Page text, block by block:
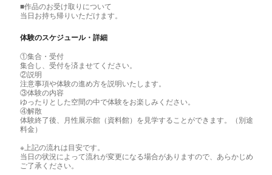
■作品のお受け取りについて
当日お持ち帰りいただけます。
体験のスケジュール・詳細
①集合・受付
集合し、受付を済ませてください。
②説明
注意事項や体験の進め方を説明いたします。
③体験の内容
ゆったりとした空間の中で体験をお楽しみください。
④解散
体験終了後、月性展示館（資料館）を見学することができます。（別途
料金）
※上記の流れは目安です。
当日の状況によって流れが変更になる場合がありますので、あらかじめ
ご了承ください。